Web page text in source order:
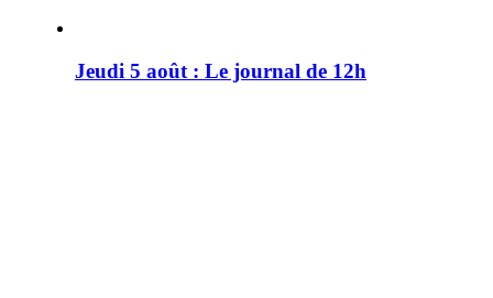
Jeudi 5 août : Le journal de 12h